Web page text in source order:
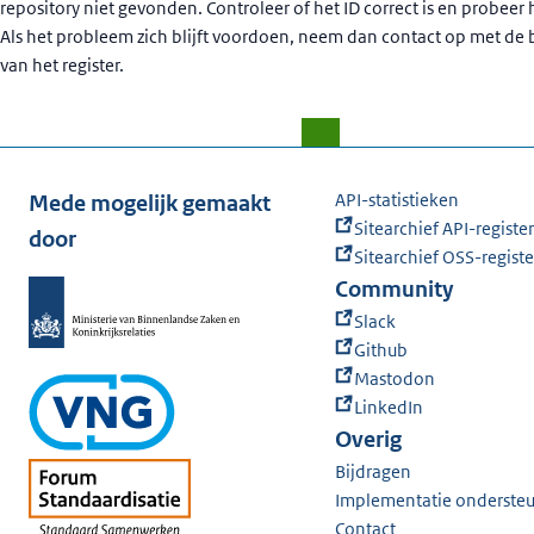
repository niet gevonden. Controleer of het ID correct is en probeer
Als het probleem zich blijft voordoen, neem dan contact op met de
van het register.
Mede mogelijk gemaakt
door
API-statistieken
Sitearchief API-register
Sitearchief OSS-
Community
Slack
Github
Mastodon
LinkedIn
Overig
Bijdragen
Implementatie
Contact